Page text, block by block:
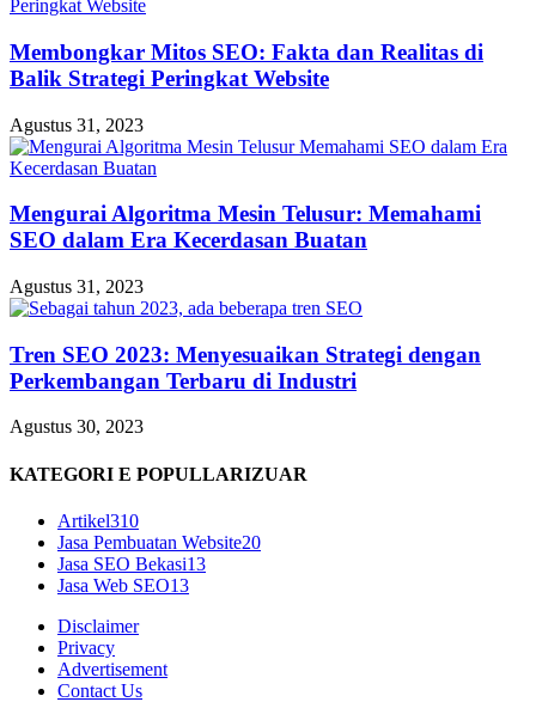
Membongkar Mitos SEO: Fakta dan Realitas di
Balik Strategi Peringkat Website
Agustus 31, 2023
Mengurai Algoritma Mesin Telusur: Memahami
SEO dalam Era Kecerdasan Buatan
Agustus 31, 2023
Tren SEO 2023: Menyesuaikan Strategi dengan
Perkembangan Terbaru di Industri
Agustus 30, 2023
KATEGORI E POPULLARIZUAR
Artikel310
Jasa Pembuatan Website20
Jasa SEO Bekasi13
Jasa Web SEO13
Disclaimer
Privacy
Advertisement
Contact Us